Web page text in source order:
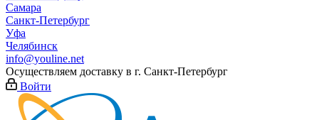
Самара
Санкт-Петербург
Уфа
Челябинск
info@youline.net
Осуществляем доставку в г. Санкт-Петербург
Войти